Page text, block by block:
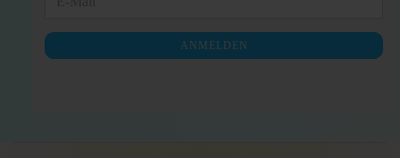
NEWSLETTER-
ANMELDUNG
ANMELDEN